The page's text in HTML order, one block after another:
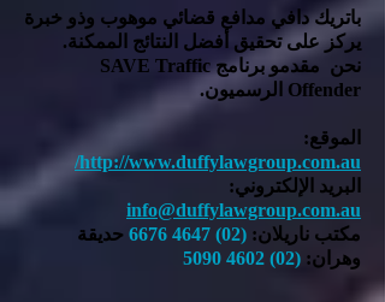
باتريك دافي مدافع قضائي موهوب وذو خبرة
يركز على تحقيق أفضل النتائج الممكنة.
نحن
مقدمو برنامج SAVE Traffic
Offender الرسميون.
الموقع:
http://www.duffylawgroup.com.au/
البريد الإلكتروني:
info@duffylawgroup.com.au
مكتب ناريلان: (02) 4647 6676
حديقة
وهران: (02) 4602 5090